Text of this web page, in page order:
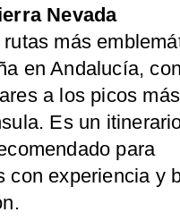
Nevada
más
en Andalucía,
a los picos
Es un
para
con experiencia y